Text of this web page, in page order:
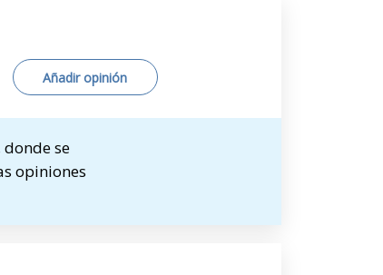
Añadir opinión
se
opiniones